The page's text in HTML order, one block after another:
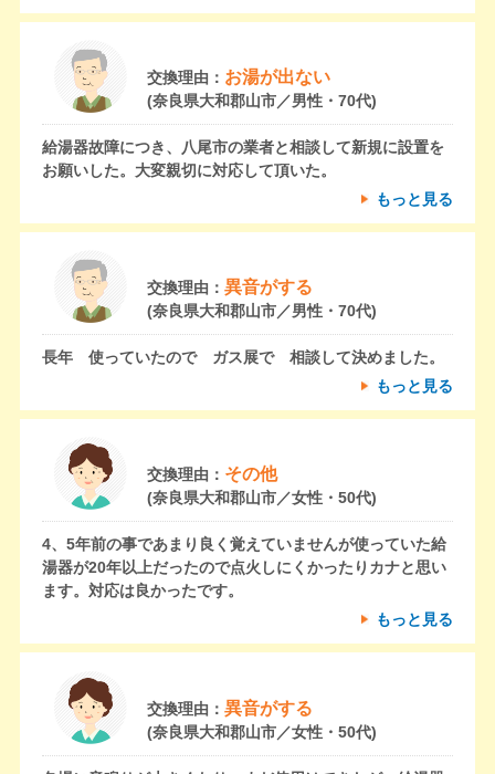
交換理由： お湯が出ない
(奈良県大和郡山市／男性・70代)
給湯器故障につき、八尾市の業者と相談して新規に設置を
お願いした。大変親切に対応して頂いた。
もっと見る
交換理由： 異音がする
(奈良県大和郡山市／男性・70代)
長年 使っていたので ガス展で 相談して決めました。
もっと見る
交換理由： その他
(奈良県大和郡山市／女性・50代)
4、5年前の事であまり良く覚えていませんが使っていた給
湯器が20年以上だったので点火しにくかったりカナと思い
ます。対応は良かったです。
もっと見る
交換理由： 異音がする
(奈良県大和郡山市／女性・50代)